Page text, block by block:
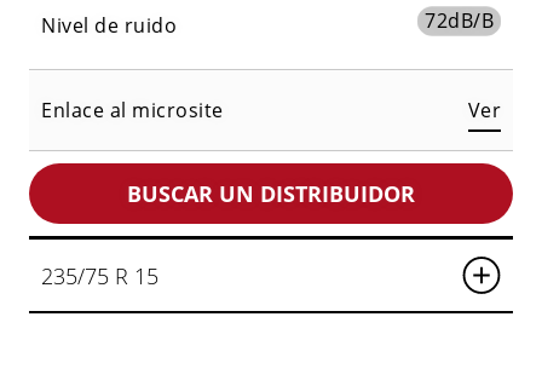
Nivel de ruido 72dB/B
Enlace al microsite Ver
BUSCAR UN DISTRIBUIDOR
235/75 R 15